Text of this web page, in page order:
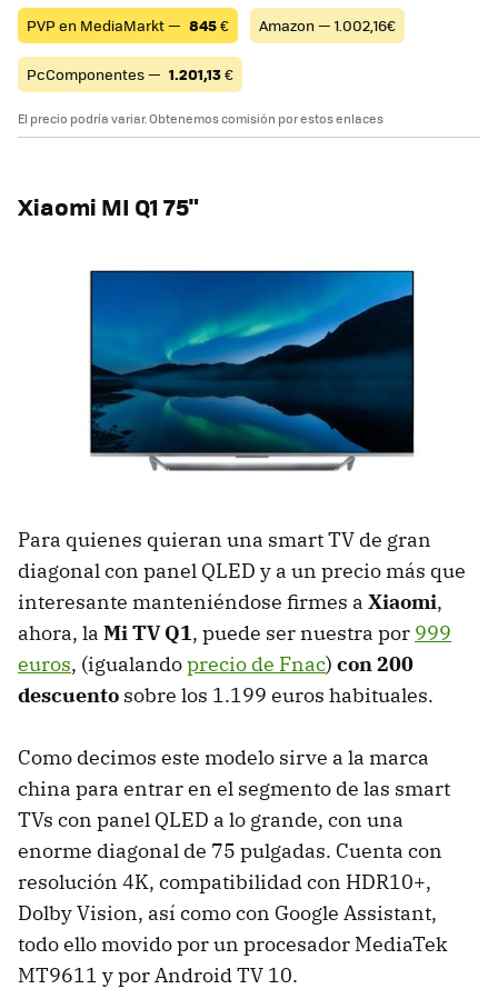
PVP en MediaMarkt — 845€ Amazon — 1.002,16€
PcComponentes — 1.201,13€
El precio podría variar. Obtenemos comisión por estos enlaces
Xiaomi MI Q1 75"
Para quienes quieran una smart TV de gran
diagonal con panel QLED y a un precio más que
interesante manteniéndose firmes a Xiaomi,
ahora, la Mi TV Q1, puede ser nuestra por 999
euros, (igualandoprecio de Fnac) con 200
descuento sobre los 1.199 euros habituales.
Como decimos este modelo sirve a la marca
china para entrar en el segmento de las smart
TVs con panel QLED a lo grande, con una
enorme diagonal de 75 pulgadas. Cuenta con
resolución 4K, compatibilidad con HDR10+,
Dolby Vision, así como con Google Assistant,
todo ello movido por un procesador MediaTek
MT9611 y por Android TV 10.